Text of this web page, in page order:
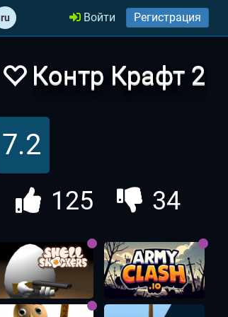
ru Войти Регистрация
Контр Крафт 2
Зомби
7.2
125 34